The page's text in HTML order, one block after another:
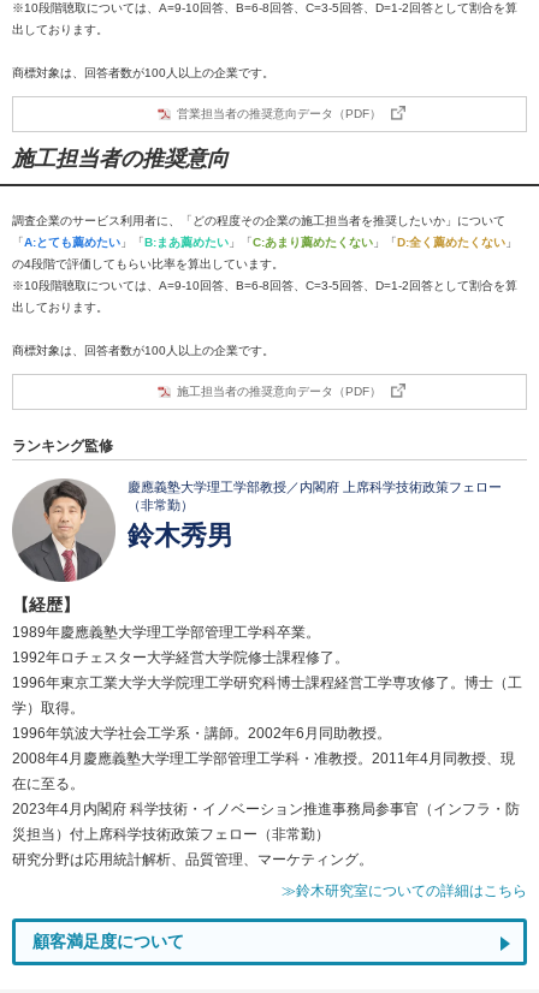
※10段階聴取については、A=9-10回答、B=6-8回答、C=3-5回答、D=1-2回答として割合を算
出しております。
商標対象は、回答者数が100人以上の企業です。
営業担当者の推奨意向データ（PDF）
施工担当者の推奨意向
調査企業のサービス利用者に、「どの程度その企業の施工担当者を推奨したいか」について
「A:とても薦めたい 」「B:まあ薦めたい 」「C:あまり薦めたくない 」「D:全く薦めたくない 」
の4段階で評価してもらい比率を算出しています。
※10段階聴取については、A=9-10回答、B=6-8回答、C=3-5回答、D=1-2回答として割合を算
出しております。
商標対象は、回答者数が100人以上の企業です。
施工担当者の推奨意向データ（PDF）
ランキング監修
慶應義塾大学理工学部教授／内閣府 上席科学技術政策フェロー
（非常勤）
鈴木秀男
【経歴】
1989年慶應義塾大学理工学部管理工学科卒業。
1992年ロチェスター大学経営大学院修士課程修了。
1996年東京工業大学大学院理工学研究科博士課程経営工学専攻修了。博士（工
学）取得。
1996年筑波大学社会工学系・講師。2002年6月同助教授。
2008年4月慶應義塾大学理工学部管理工学科・准教授。2011年4月同教授、現
在に至る。
2023年4月内閣府 科学技術・イノベーション推進事務局参事官（インフラ・防
災担当）付上席科学技術政策フェロー（非常勤）
研究分野は応用統計解析、品質管理、マーケティング。
≫鈴木研究室についての詳細はこちら
顧客満足度について